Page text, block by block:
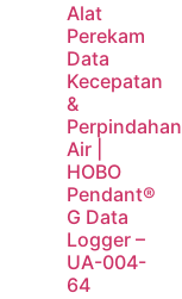
Alat
Perekam
Data
Kecepatan
&
Perpindahan
Air |
HOBO
Pendant®
G Data
Logger –
UA-004-
64